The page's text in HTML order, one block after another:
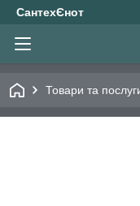
СантехЄнот
Товари та